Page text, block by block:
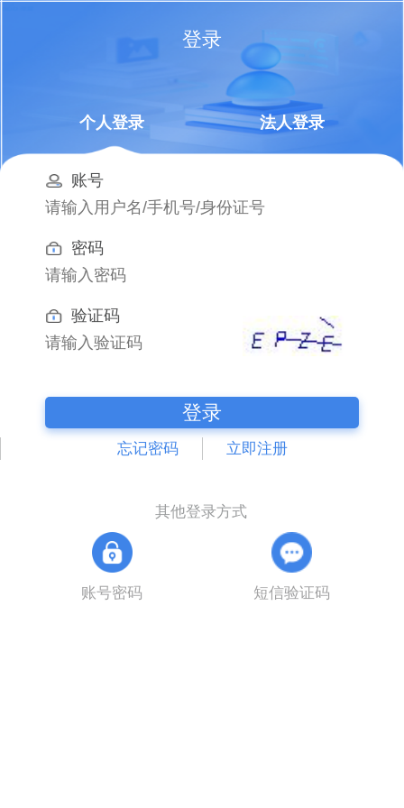
登录
个人登录 法人登录
账号
密码
验证码
登录
忘记密码 立即注册
其他登录方式
账号密码 短信验证码